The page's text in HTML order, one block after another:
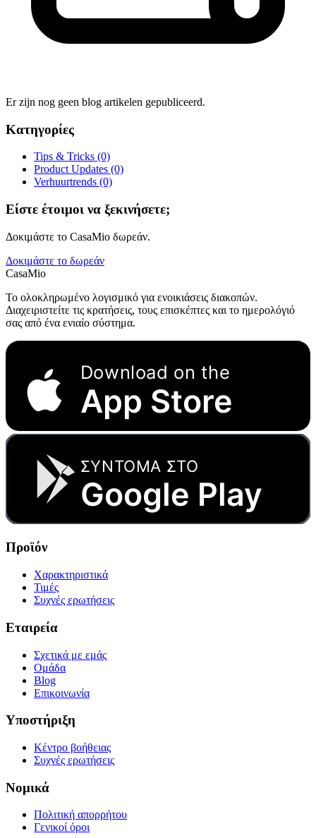
Er zijn nog geen blog artikelen gepubliceerd.
Κατηγορίες
Tips & Tricks (0)
Product Updates (0)
Verhuurtrends (0)
Είστε έτοιμοι να ξεκινήσετε;
Δοκιμάστε το CasaMio δωρεάν.
Δοκιμάστε το δωρεάν
CasaMio
Το ολοκληρωμένο λογισμικό για ενοικιάσεις διακοπών.
Διαχειριστείτε τις κρατήσεις, τους επισκέπτες και το ημερολόγιό
σας από ένα ενιαίο σύστημα.
Download on the
App Store
ΣΥΝΤΟΜΑ ΣΤΟ
Google Play
Προϊόν
Χαρακτηριστικά
Τιμές
Συχνές ερωτήσεις
Εταιρεία
Σχετικά με εμάς
Ομάδα
Blog
Επικοινωνία
Υποστήριξη
Κέντρο βοήθειας
Συχνές ερωτήσεις
Νομικά
Πολιτική απορρήτου
Γενικοί όροι